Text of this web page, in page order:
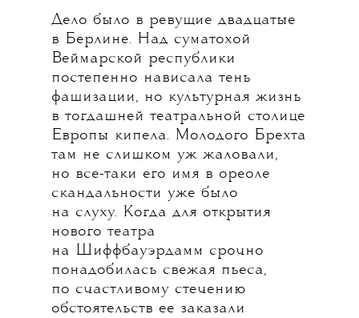
Дело было в ревущие двадцатые
в Берлине. Над суматохой
Веймарской республики
постепенно нависала тень
фашизации, но культурная жизнь
в тогдашней театральной столице
Европы кипела. Молодого Брехта
там не слишком уж жаловали,
но все-таки его имя в ореоле
скандальности уже было
на слуху. Когда для открытия
нового театра
на Шиффбауэрдамм срочно
понадобилась свежая пьеса,
по счастливому стечению
обстоятельств ее заказали